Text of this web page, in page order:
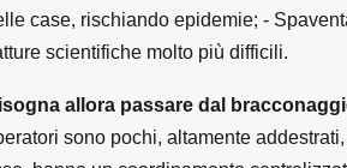
case, rischiando epidemie; -
scientifiche molto più difficili.
allora passare dal
sono pochi, altamente